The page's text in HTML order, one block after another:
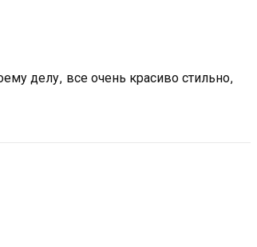
делу, все очень красиво стильно,